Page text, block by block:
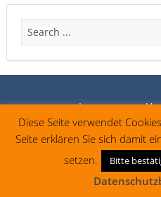
Impressum
Diese Seite verwendet
Seite erklären Sie sich damit
setzen.
Bitte